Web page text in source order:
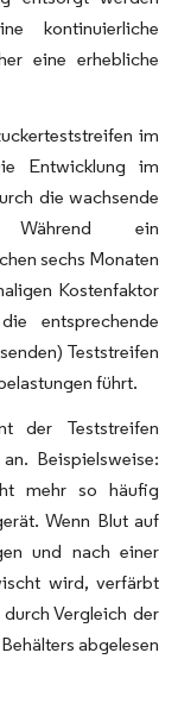
kontinuierliche
eine erhebliche
im
Entwicklung im
die wachsende
Während ein
sechs Monaten
Kostenfaktor
entsprechende
Teststreifen
führt.
der Teststreifen
Beispielsweise:
mehr so häufig
Wenn Blut auf
und nach einer
wird, verfärbt
Vergleich der
abgelesen